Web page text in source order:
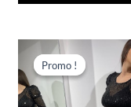
Promo !
Promo !
Le
prix
initial
était :
€30,00.
actuel
est :
€24,00.